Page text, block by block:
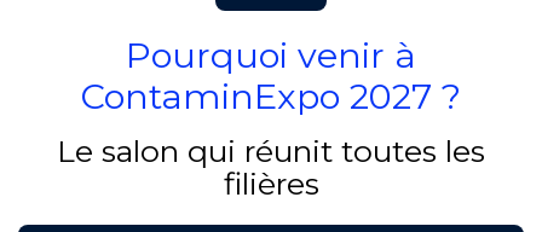
Pourquoi venir à
ContaminExpo 2027 ?
Le salon qui réunit toutes les
filières